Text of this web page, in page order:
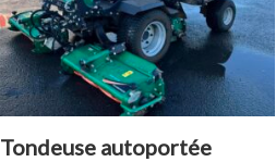
Tondeuse autoportée